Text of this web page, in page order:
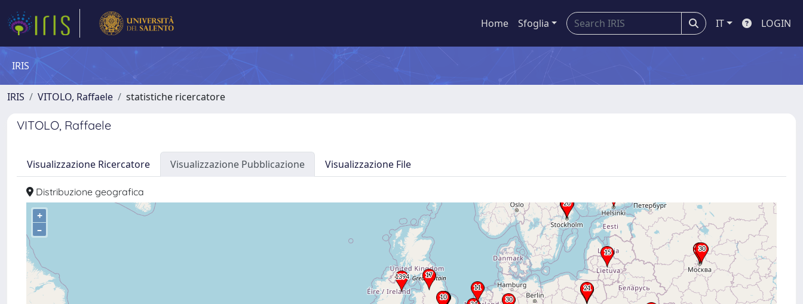
Home Sfoglia IT LOGIN
IRIS
IRIS VITOLO, Raffaele statistiche ricercatore
VITOLO, Raffaele
Visualizzazione Ricercatore Visualizzazione Pubblicazione Visualizzazione File
Distribuzione geografica
+
–